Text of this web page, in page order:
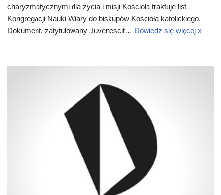
charyzmatycznymi dla życia i misji Kościoła traktuje list
Kongregacji Nauki Wiary do biskupów Kościoła katolickiego.
Dokument, zatytułowany „Iuvenescit… Dowiedz się więcej »